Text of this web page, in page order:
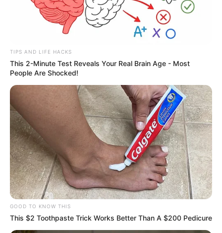
TIPS AND LIFE HACKS
This 2-Minute Test Reveals Your Real Brain Age - Most
People Are Shocked!
GOOD TO KNOW THIS
This $2 Toothpaste Trick Works Better Than A $200 Pedicure